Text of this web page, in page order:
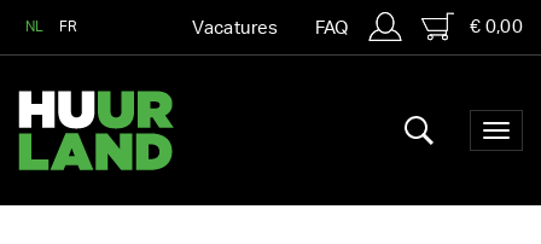
NL FR Vacatures FAQ € 0,00